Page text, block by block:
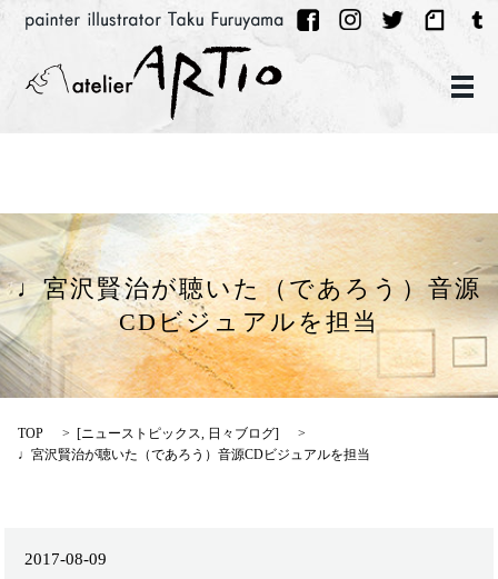
メ
♩宮沢賢治が聴いた（であろう）音源
CDビジュアルを担当
TOP [ニューストピックス 日々ブログ]
♩宮沢賢治が聴いた（であろう）音源CDビジュアルを担当
2017-08-09